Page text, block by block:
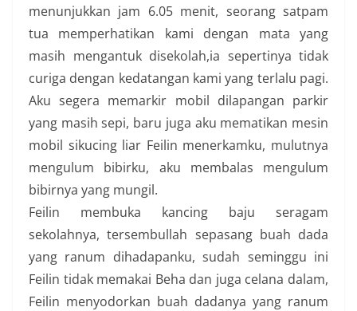
menunjukkan jam 6.05 menit, seorang satpam
tua memperhatikan kami dengan mata yang
masih mengantuk disekolah,ia sepertinya tidak
curiga dengan kedatangan kami yang terlalu pagi.
Aku segera memarkir mobil dilapangan parkir
yang masih sepi, baru juga aku mematikan mesin
mobil sikucing liar Feilin menerkamku, mulutnya
mengulum bibirku, aku membalas mengulum
bibirnya yang mungil.
Feilin membuka kancing baju seragam
sekolahnya, tersembullah sepasang buah dada
yang ranum dihadapanku, sudah seminggu ini
Feilin tidak memakai Beha dan juga celana dalam,
Feilin menyodorkan buah dadanya yang ranum